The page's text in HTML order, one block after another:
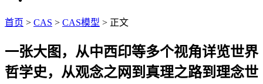
首页 > CAS > CAS模型 > 正文
一张大图，从中西印等多个视角详览世界
哲学史，从观念之网到真理之路到理念世